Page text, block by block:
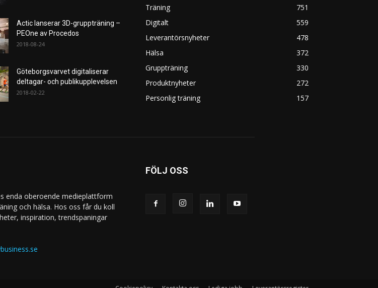
Actic lanserar 3D-gruppträning –
PEOne av Procedos
2018-08-24
Göteborgsvarvet digitaliserar
deltagar- och publikupplevelsen
2018-02-22
Träning
751
Digitalt
559
Leverantörsnyheter
478
Hälsa
372
Gruppträning
330
Produktnyheter
272
Personlig träning
157
enda oberoende medieplattform
och hälsa. Hos oss får du koll
inspiration, trendspaningar
FÖLJ OSS